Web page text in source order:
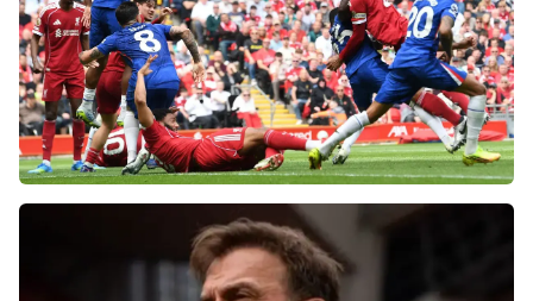
Фанаты «Ливерпуля» шокированы
неспособностью команды обыграть нынешний